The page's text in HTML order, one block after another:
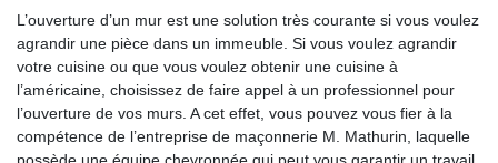
L’ouverture d’un mur est une solution très courante si vous voulez
agrandir une pièce dans un immeuble. Si vous voulez agrandir
votre cuisine ou que vous voulez obtenir une cuisine à
l’américaine, choisissez de faire appel à un professionnel pour
l’ouverture de vos murs. A cet effet, vous pouvez vous fier à la
compétence de l’entreprise de maçonnerie M. Mathurin, laquelle